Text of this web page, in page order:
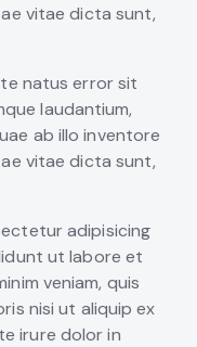
vitae dicta sunt,
natus error sit
laudantium,
ab illo inventore
vitae dicta sunt,
adipisicing
ut labore et
veniam, quis
nisi ut aliquip ex
irure dolor in